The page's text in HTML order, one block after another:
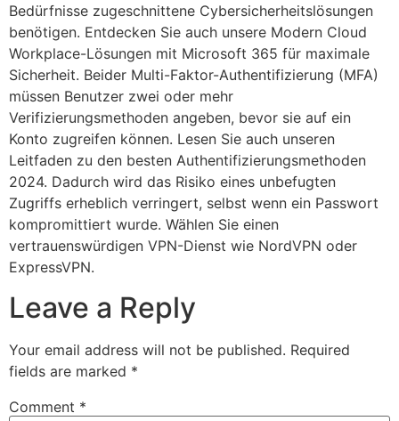
Bedürfnisse zugeschnittene Cybersicherheitslösungen
benötigen. Entdecken Sie auch unsere Modern Cloud
Workplace-Lösungen mit Microsoft 365 für maximale
Sicherheit. Beider Multi-Faktor-Authentifizierung (MFA)
müssen Benutzer zwei oder mehr
Verifizierungsmethoden angeben, bevor sie auf ein
Konto zugreifen können. Lesen Sie auch unseren
Leitfaden zu den besten Authentifizierungsmethoden
2024. Dadurch wird das Risiko eines unbefugten
Zugriffs erheblich verringert, selbst wenn ein Passwort
kompromittiert wurde. Wählen Sie einen
vertrauenswürdigen VPN-Dienst wie NordVPN oder
ExpressVPN.
Leave a Reply
Your email address will not be published. Required
fields are marked *
Comment *